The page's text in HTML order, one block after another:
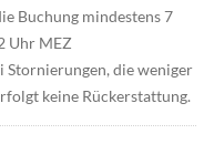
Buchung mindestens 7
Uhr MEZ
die weniger
keine Rückerstattung.